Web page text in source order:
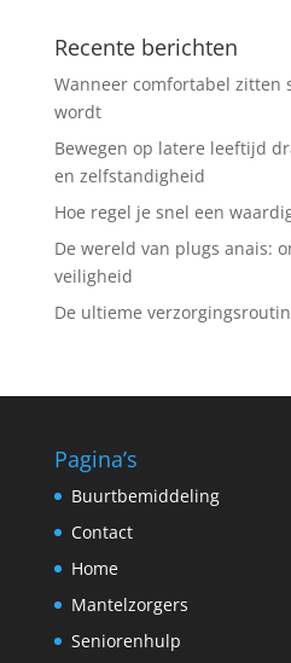
Recente berichten
Wanneer comfortabel zitten
wordt
Bewegen op latere leeftijd
en zelfstandigheid
Hoe regel je snel een
De wereld van plugs anais:
veiligheid
De ultieme
Pagina’s
Buurtbemiddeling
Contact
Home
Mantelzorgers
Seniorenhulp